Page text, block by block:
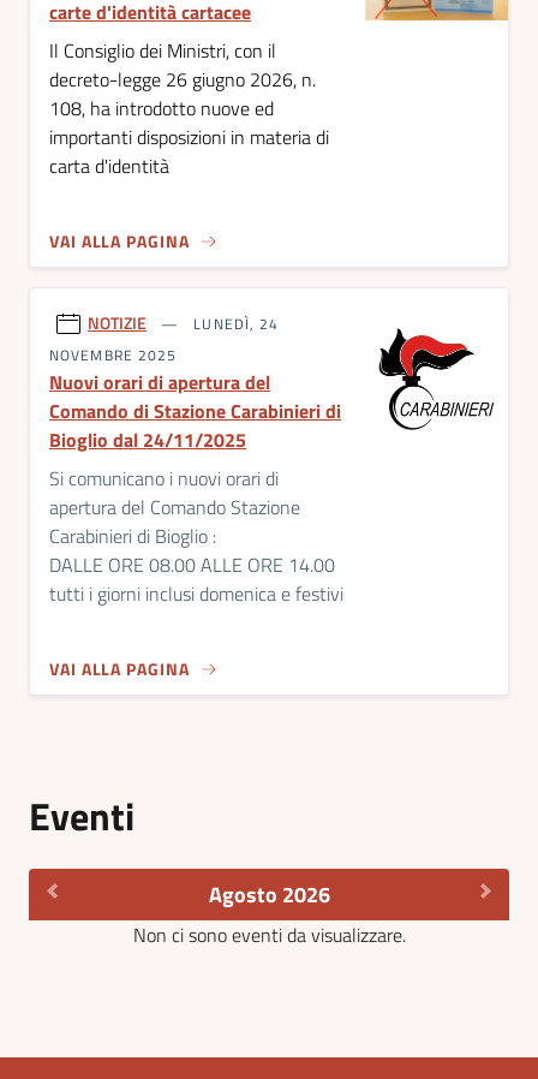
carte d'identità cartacee
Il Consiglio dei Ministri, con il
decreto-legge 26 giugno 2026, n.
108, ha introdotto nuove ed
importanti disposizioni in materia di
carta d'identità
VAI ALLA PAGINA
NOTIZIE
LUNEDÌ, 24
NOVEMBRE 2025
Nuovi orari di apertura del
Comando di Stazione Carabinieri di
Bioglio dal 24/11/2025
Si comunicano i nuovi orari di
apertura del Comando Stazione
Carabinieri di Bioglio :
DALLE ORE 08.00 ALLE ORE 14.00
tutti i giorni inclusi domenica e festivi
VAI ALLA PAGINA
Eventi
Agosto 2026
Non ci sono eventi da visualizzare.